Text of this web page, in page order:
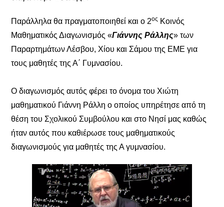
Παράλληλα θα πραγματοποιηθεί και ο 2ος Κοινός
Μαθηματικός Διαγωνισμός «Γιάννης Ράλλης» των
Παραρτημάτων Λέσβου, Χίου και Σάμου της ΕΜΕ για
τους μαθητές της Α΄ Γυμνασίου.
Ο διαγωνισμός αυτός φέρει το όνομα του Χιώτη
μαθηματικού Γιάννη Ράλλη ο οποίος υπηρέτησε από τη
θέση του Σχολικού Συμβούλου και στο Νησί μας καθώς
ήταν αυτός που καθιέρωσε τους μαθηματικούς
διαγωνισμούς για μαθητές της Α γυμνασίου.